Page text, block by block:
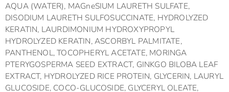
AQUA (WATER), MAGneSIUM LAURETH SULFATE,
DISODIUM LAURETH SULFOSUCCINATE, HYDROLYZED
KERATIN, LAURDIMONIUM HYDROXYPROPYL
HYDROLYZED KERATIN, ASCORBYL PALMITATE,
PANTHENOL, TOCOPHERYL ACETATE, MORINGA
PTERYGOSPERMA SEED EXTRACT, GINKGO BILOBA LEAF
EXTRACT, HYDROLYZED RICE PROTEIN, GLYCERIN, LAURYL
GLUCOSIDE, COCO-GLUCOSIDE, GLYCERYL OLEATE,